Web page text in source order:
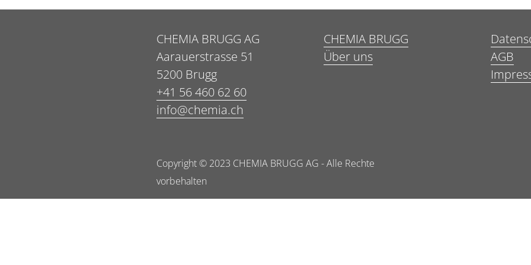
CHEMIA BRUGG AG
Aarauerstrasse 51
5200 Brugg
+41 56 460 62 60
info@chemia.ch
CHEMIA BRUGG
Über uns
AGB
Copyright © 2023 CHEMIA BRUGG AG - Alle Rechte
vorbehalten